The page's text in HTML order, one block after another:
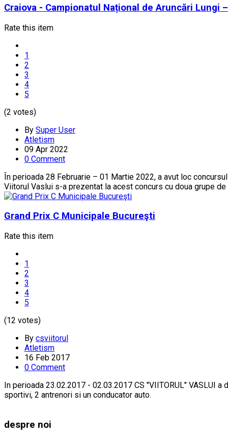
Craiova - Campionatul Național de Aruncări Lungi
Rate this item
1
2
3
4
5
(2 votes)
By Super User
Atletism
09 Apr 2022
0 Comment
În perioada 28 Februarie – 01 Martie 2022, a avut loc
Viitorul Vaslui s-a prezentat la acest concurs cu doua grupe
Grand Prix C Municipale Bucureşti
Rate this item
1
2
3
4
5
(12 votes)
By csviitorul
Atletism
16 Feb 2017
0 Comment
In perioada 23.02.2017 - 02.03.2017 CS "VIITORUL" VASLUI
sportivi, 2 antrenori si un conducator auto.
despre noi